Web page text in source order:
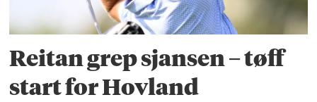
Reitan grep sjansen – tøff
start for Hovland